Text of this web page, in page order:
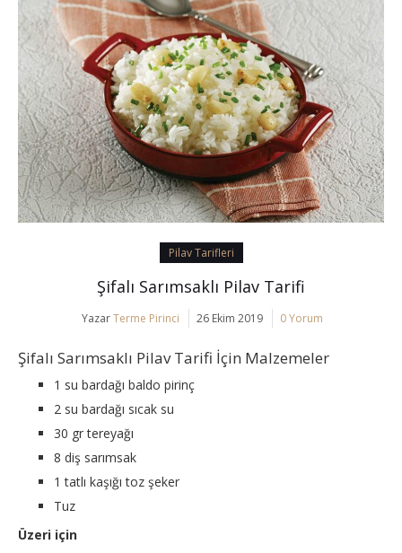
Pilav Tarifleri
Şifalı Sarımsaklı Pilav Tarifi
YazarTerme Pirinci 26 Ekim 2019 0 Yorum
Şifalı Sarımsaklı Pilav Tarifi İçin Malzemeler
1 su bardağı baldo pirinç
2 su bardağı sıcak su
30 gr tereyağı
8 diş sarımsak
1 tatlı kaşığı toz şeker
Tuz
Üzeri için